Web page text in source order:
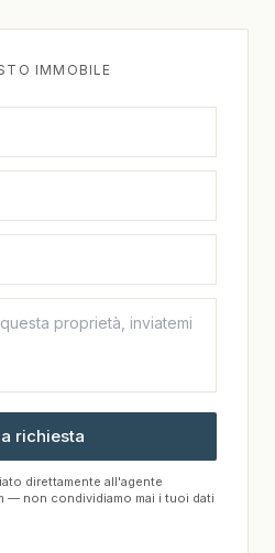
IMMOBILE
richiesta
direttamente all'agente
— non condividiamo mai i tuoi dati